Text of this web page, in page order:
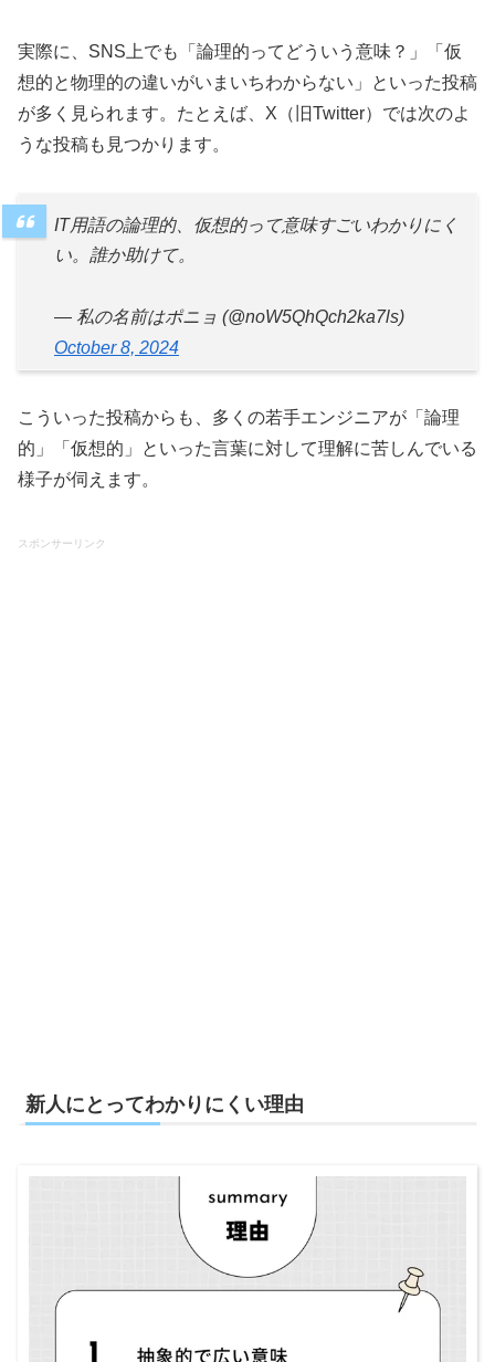
実際に、SNS上でも「論理的ってどういう意味？」「仮
想的と物理的の違いがいまいちわからない」といった投稿
が多く見られます。たとえば、X（旧Twitter）では次のよ
うな投稿も見つかります。
IT用語の論理的、仮想的って意味すごいわかりにく
い。誰か助けて。
— 私の名前はポニョ (@noW5QhQch2ka7ls)
October 8, 2024
こういった投稿からも、多くの若手エンジニアが「論理
的」「仮想的」といった言葉に対して理解に苦しんでいる
様子が伺えます。
スポンサーリンク
新人にとってわかりにくい理由